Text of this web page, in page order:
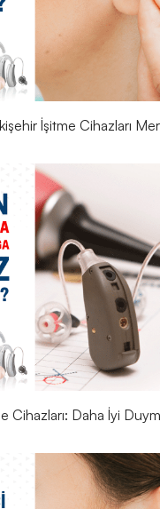
İşitme Cihazları
Cihazları: Daha İyi